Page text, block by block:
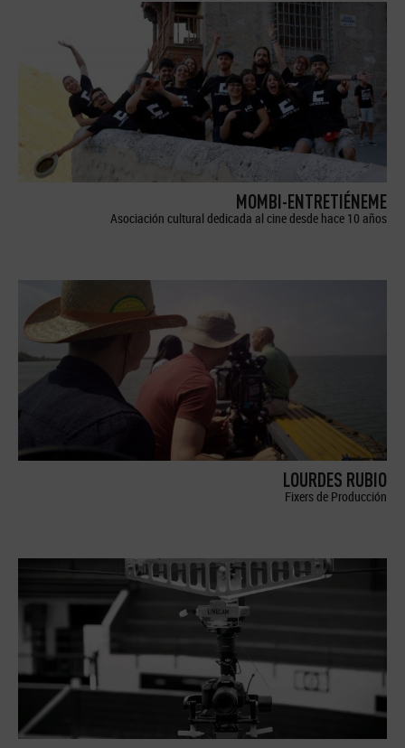
MOMBI-ENTRETIÉNEME
Asociación cultural dedicada al cine desde hace 10 años
LOURDES RUBIO
Fixers de Producción